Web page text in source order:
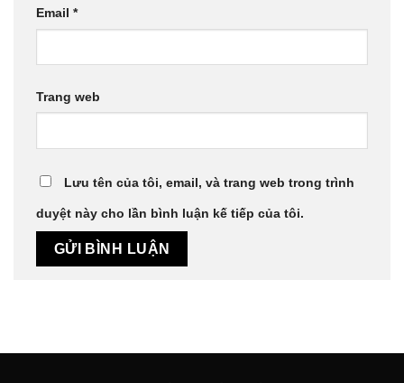
Email *
Trang web
Lưu tên của tôi, email, và trang web trong trình
duyệt này cho lần bình luận kế tiếp của tôi.